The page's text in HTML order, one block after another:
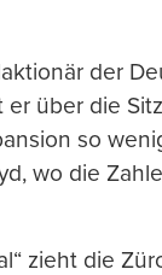
der
über die
so
wo die
zieht die